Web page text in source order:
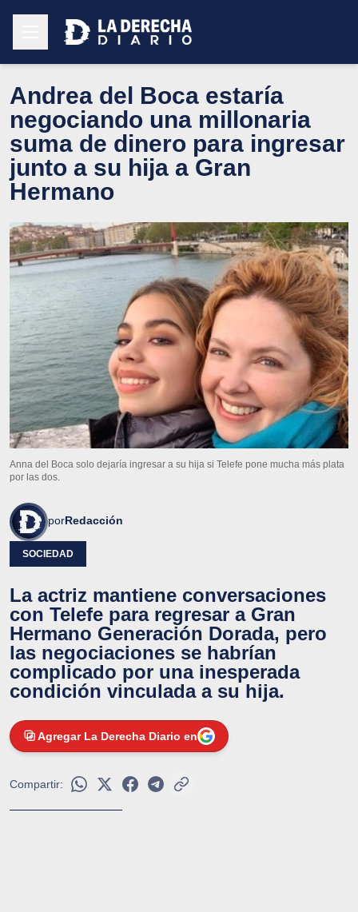
Andrea del Boca estaría
negociando una millonaria
suma de dinero para ingresar
junto a su hija a Gran
Hermano
Anna del Boca solo dejaría ingresar a su hija si Telefe pone mucha más plata
por las dos.
porRedacción
SOCIEDAD
La actriz mantiene conversaciones
con Telefe para regresar a Gran
Hermano Generación Dorada, pero
las negociaciones se habrían
complicado por una inesperada
condición vinculada a su hija.
Agregar La Derecha Diario en
Compartir: